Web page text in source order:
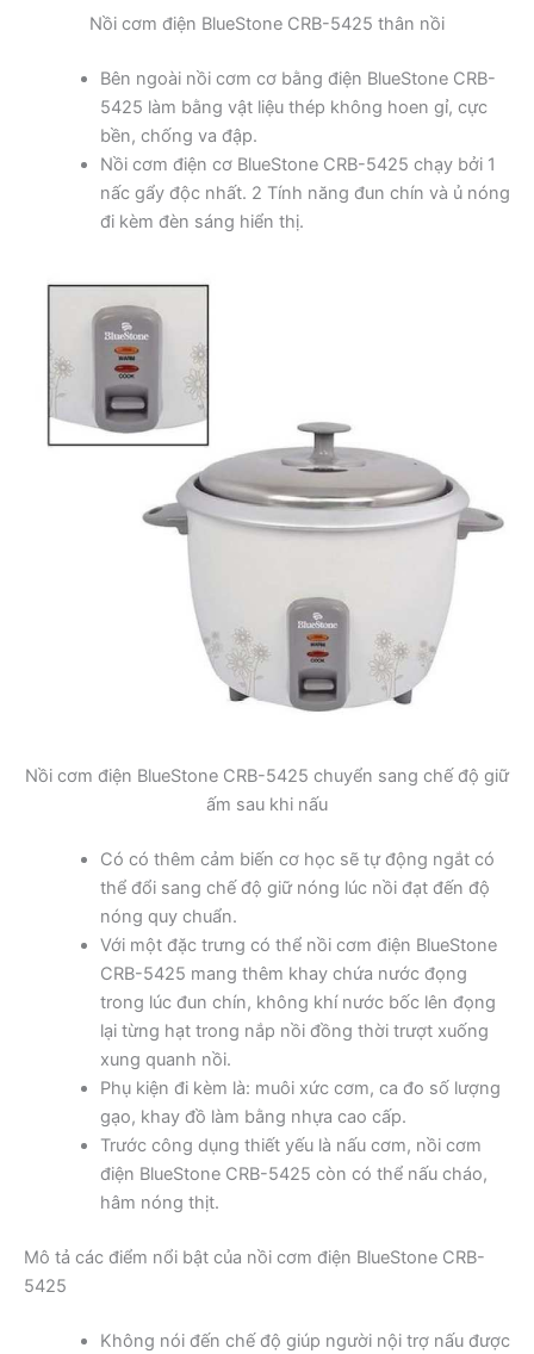
Nồi cơm điện BlueStone CRB-5425 thân nồi
Bên ngoài nồi cơm cơ bằng điện BlueStone CRB-
5425 làm bằng vật liệu thép không hoen gỉ, cực
bền, chống va đập.
Nồi cơm điện cơ BlueStone CRB-5425 chạy bởi 1
nấc gẩy độc nhất. 2 Tính năng đun chín và ủ nóng
đi kèm đèn sáng hiển thị.
Nồi cơm điện BlueStone CRB-5425 chuyển sang chế độ giữ
ấm sau khi nấu
Có có thêm cảm biến cơ học sẽ tự động ngắt có
thể đổi sang chế độ giữ nóng lúc nồi đạt đến độ
nóng quy chuẩn.
Với một đặc trưng có thể nồi cơm điện BlueStone
CRB-5425 mang thêm khay chứa nước đọng
trong lúc đun chín, không khí nước bốc lên đọng
lại từng hạt trong nắp nồi đồng thời trượt xuống
xung quanh nồi.
Phụ kiện đi kèm là: muôi xức cơm, ca đo số lượng
gạo, khay đồ làm bằng nhựa cao cấp.
Trước công dụng thiết yếu là nấu cơm, nồi cơm
điện BlueStone CRB-5425 còn có thể nấu cháo,
hâm nóng thịt.
Mô tả các điểm nổi bật của nồi cơm điện BlueStone CRB-
5425
Không nói đến chế độ giúp người nội trợ nấu được